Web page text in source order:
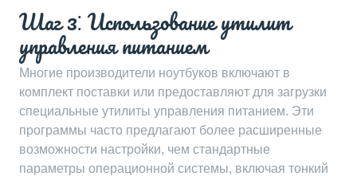
Шаг 3⁚ Использование утилит
управления питанием
Многие производители ноутбуков включают в
комплект поставки или предоставляют для загрузки
специальные утилиты управления питанием. Эти
программы часто предлагают более расширенные
возможности настройки, чем стандартные
параметры операционной системы, включая тонкий